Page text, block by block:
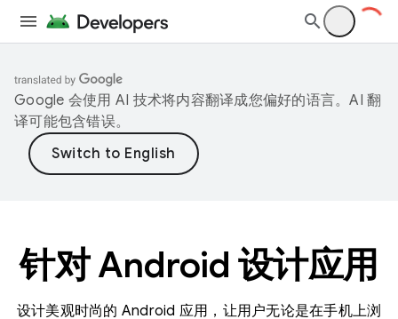
Google 会使用 AI 技术将内容翻译成您偏好的语言。AI 翻
译可能包含错误。
针对 Android 设计应用
设计美观时尚的 Android 应用，让用户无论是在手机上浏